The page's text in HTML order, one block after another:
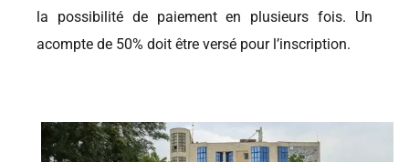
la possibilité de paiement en plusieurs fois. Un
acompte de 50% doit être versé pour l’inscription.